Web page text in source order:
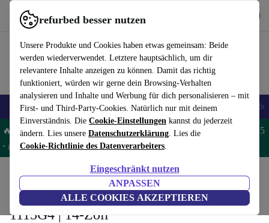
refurbed besser nutzen
Unsere Produkte und Cookies haben etwas gemeinsam: Beide
werden wiederverwendet. Letztere hauptsächlich, um dir
relevantere Inhalte anzeigen zu können. Damit das richtig
funktioniert, würden wir gerne dein Browsing-Verhalten
analysieren und Inhalte und Werbung für dich personalisieren – mit
First- und Third-Party-Cookies. Natürlich nur mit deinem
Einverständnis. Die Cookie-Einstellungen kannst du jederzeit
ändern. Lies unsere Datenschutzerklärung. Lies die
Cookie-Richtlinie des Datenverarbeiters.
Eingeschränkt nutzen
ANPASSEN
ALLE COOKIES AKZEPTIEREN
refurbed schnell und einfach nutzen
🎒 Back to school Handys Laptops Tablets Smartwatches Zubehör
🔥 Spare 5% EXTRA auf MacBooks und iPads – Code: MACPAD5
- AGB
Laptops Acer Laptops
Acer TravelMate P2 TMP214-53 | i3-
1115G4 | 14-Zoll